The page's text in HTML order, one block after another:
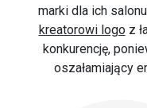
marki dla ich
kreatorowi logoz
konkurencję,
oszałamiający